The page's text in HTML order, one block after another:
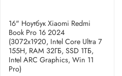
16" Ноутбук Xiaomi Redmi
Book Pro 16 2024
(3072x1920, Intel Core Ultra 7
155H, RAM 32ГБ, SSD 1ТБ,
Intel ARC Graphics, Win 11
Pro)